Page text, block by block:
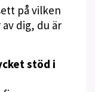
på vilken
dig, du är
stöd i